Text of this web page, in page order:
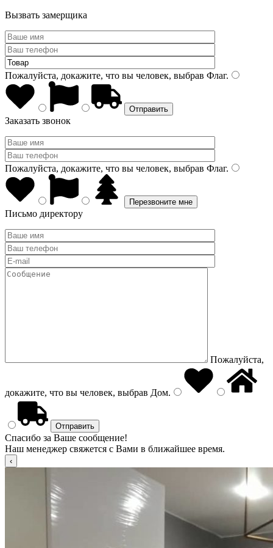
Вызвать замерщика
Пожалуйста, докажите, что вы человек, выбрав Флаг.
Заказать звонок
Пожалуйста, докажите, что вы человек, выбрав Флаг.
Письмо директору
Пожалуйста,
докажите, что вы человек, выбрав Дом.
Спасибо за Ваше сообщение!
Наш менеджер свяжется с Вами в ближайшее время.